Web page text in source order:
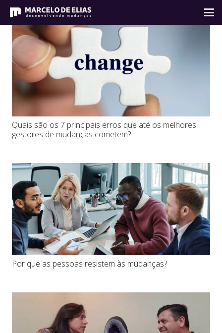
Quais são os 7 principais erros que até os melhores
gestores de mudanças cometem?
Por que as pessoas resistem às mudanças?